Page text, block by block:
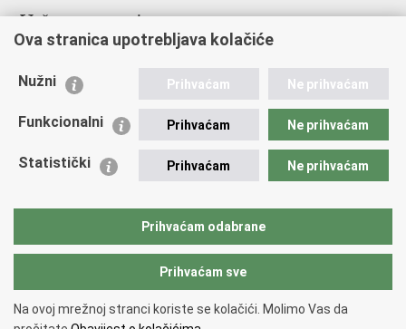
Važne poveznice
Ministarstvo unutarnjih poslova
Udruge
Policijska akademija
Zaklada policijske solidarnosti
Vučetić"
Copyright © 2026 Policijska uprava istarska.
Ova stranica upotrebljava kolačiće
Nužni Prihvaćam Ne prihvaćam
Funkcionalni Prihvaćam Ne prihvaćam
Statistički Prihvaćam Ne prihvaćam
Prihvaćam odabrane
Prihvaćam sve
Na ovoj mrežnoj stranci koriste se kolačići. Molimo Vas da